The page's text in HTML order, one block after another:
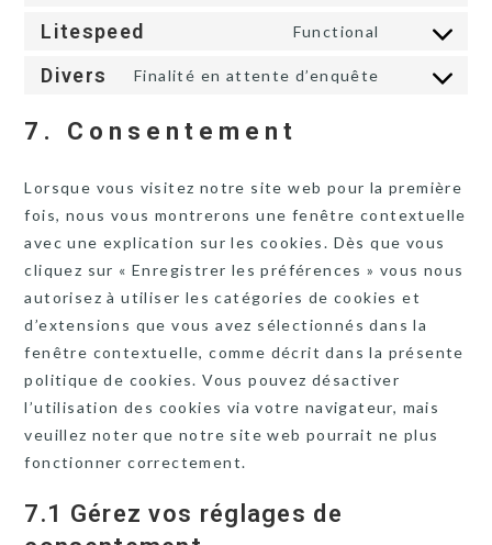
instagram
complianz
Litespeed Functional
Consent
Divers Finalité en attente d’enquête
Consent
7. Consentement
Lorsque vous visitez notre site web pour la première
fois, nous vous montrerons une fenêtre contextuelle
avec une explication sur les cookies. Dès que vous
cliquez sur « Enregistrer les préférences » vous nous
autorisez à utiliser les catégories de cookies et
d’extensions que vous avez sélectionnés dans la
fenêtre contextuelle, comme décrit dans la présente
politique de cookies. Vous pouvez désactiver
l’utilisation des cookies via votre navigateur, mais
veuillez noter que notre site web pourrait ne plus
fonctionner correctement.
7.1 Gérez vos réglages de